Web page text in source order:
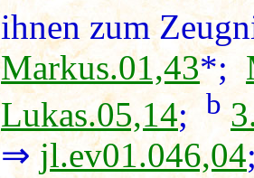
ihnen zum
Markus.01,43*;
Lukas.05,14; b
⇒jl.ev01.046,04